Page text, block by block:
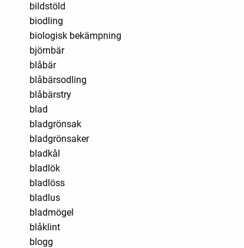
bildstöld
biodling
biologisk bekämpning
björnbär
blåbär
blåbärsodling
blåbärstry
blad
bladgrönsak
bladgrönsaker
bladkål
bladlök
bladlöss
bladlus
bladmögel
blåklint
blogg